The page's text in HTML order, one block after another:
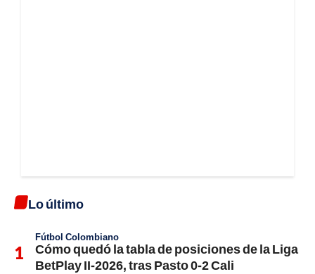
Lo último
Fútbol Colombiano
Cómo quedó la tabla de posiciones de la Liga
BetPlay II-2026, tras Pasto 0-2 Cali